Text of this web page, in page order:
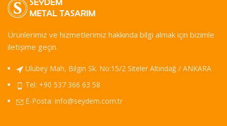
Ürünlerimiz ve hizmetlerimiz hakkında bilgi almak için bizimle
iletişime geçin.
Ulubey Mah, Bilgin Sk. No:15/2 Siteler Altındağ / ANKARA
Tel: +90 537 366 63 58
E-Posta: info@seydem.com.tr